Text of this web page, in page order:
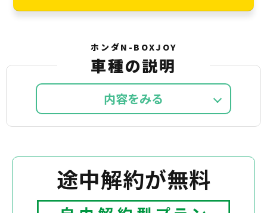
ホンダN-BOXJOY
車種の説明
内容を
途中解約が無料